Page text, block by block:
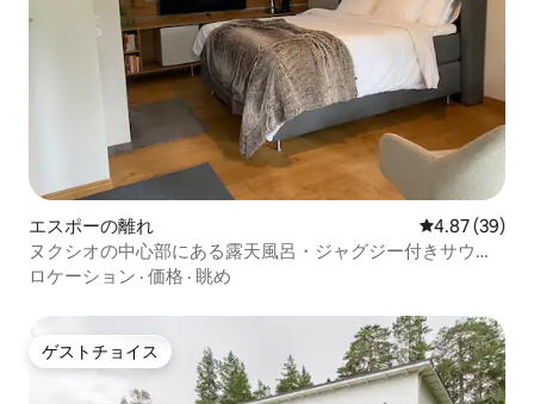
エスポーの離れ レビュー39
4.87 (39)
ヌクシオの中心部にある露天風呂・ジャグジー付きサウナ
コテージ
ロケーション · 価格 · 眺め
ゲストチョイス
ゲストチョイス